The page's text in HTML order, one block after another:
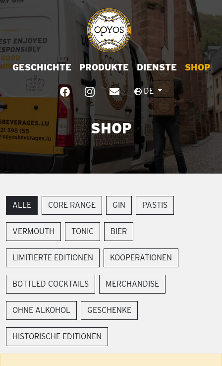
GESCHICHTE PRODUKTE DIENSTE SHOP
DE
SHOP
ALLE CORE RANGE GIN PASTIS
VERMOUTH TONIC BIER
LIMITIERTE EDITIONEN KOOPERATIONEN
BOTTLED COCKTAILS MERCHANDISE
OHNE ALKOHOL GESCHENKE
HISTORISCHE EDITIONEN